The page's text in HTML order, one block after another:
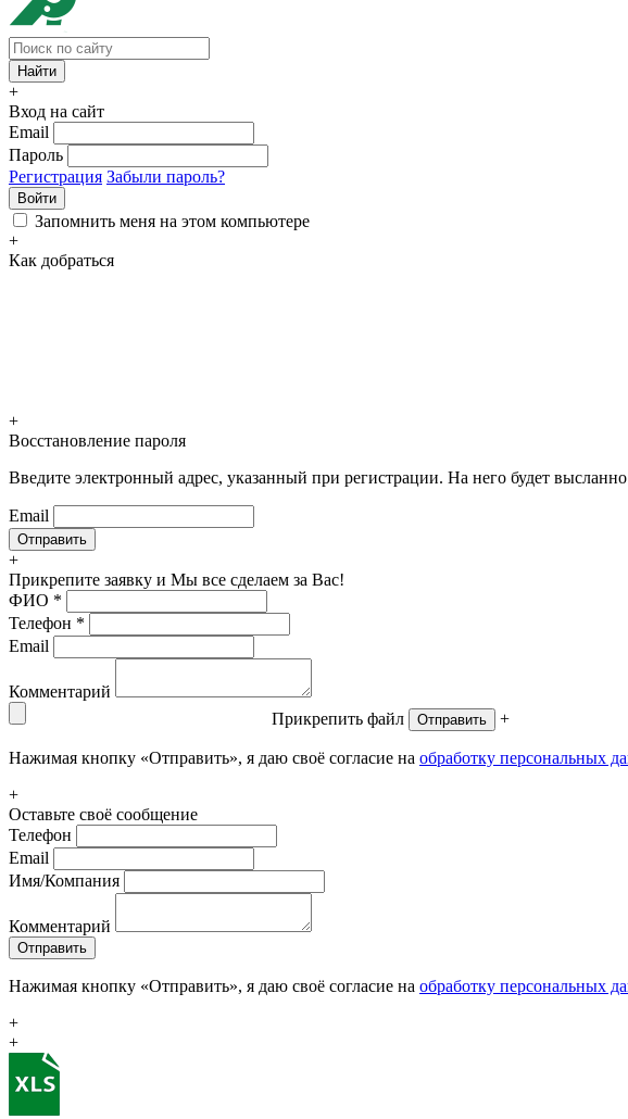
+
Вход на сайт
Email
Пароль
Регистрация Забыли пароль?
Войти
Запомнить меня на этом компьютере
+
Как добраться
+
Восстановление пароля
Введите электронный адрес, указанный при регистрации. На него будет
Email
+
Прикрепите заявку и Мы все сделаем за Вас!
ФИО *
Телефон *
Email
Комментарий
Прикрепить файл
Отправить +
Нажимая кнопку «Отправить», я даю своё согласие на обработку персональных
+
Оставьте своё сообщение
Телефон
Email
Имя/Компания
Комментарий
Отправить
Нажимая кнопку «Отправить», я даю своё согласие на обработку персональных
+
+